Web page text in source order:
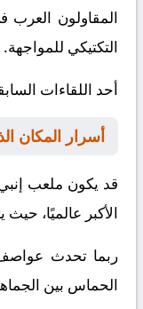
المقاولون العرب
التكتيكي للمواجهة.
أحد اللقاءات
أسرار المكان
قد يكون ملعب
الأكبر عالميًا، حيث يتسع لـ
ربما تحدث
الحماس بين